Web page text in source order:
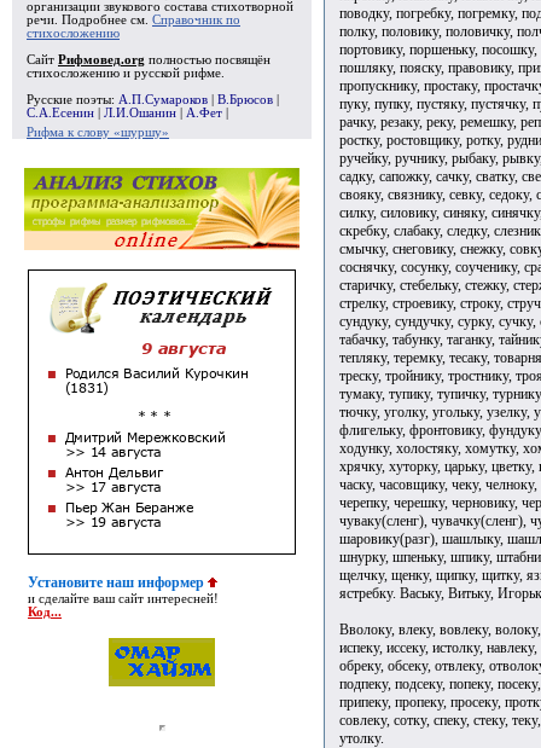
организации звукового состава стихотворной
речи. Подробнее см. Справочник по
стихосложению
Сайт Рифмовед.org полностью посвящён
стихосложению и русской рифме.
Русские поэты: А.П.Сумароков В.Брюсов
С.А.Есенин
Л.И.Ошанин А.Фет
Рифма к слову «шуршу»
Установите наш информер
и сделайте ваш сайт интересней!
Код...
поводку, погребку, погремку,
полку, половику, половичку,
портовику, поршеньку,
пошляку, пояску, правовику,
пропускнику, простаку,
пуку, пупку, пустяку, пустячку,
рачку, резаку, реку, ремешку,
ростку, ростовщику, ротку,
ручейку, ручнику, рыбаку,
садку, сапожку, сачку, сватку,
свояку, связнику, севку, седоку,
силку, силовику, синяку,
скребку, слабаку, следку,
смычку, снеговику, снежку,
соснячку, сосунку, соученику,
старичку, стебельку, стежку,
стрелку, строевику, строку,
сундуку, сундучку, сурку,
табачку, табунку, таганку,
тепляку, теремку, тесаку,
треску, тройнику, тростнику,
тумаку, тупику, тупичку,
тючку, уголку, угольку,
флигельку, фронтовику,
ходунку, холостяку, хомутку,
хрячку, хуторку, царьку,
часку, часовщику, чеку,
черепку, черешку, черновику,
чуваку(сленг), чувачку(сленг),
шаровику(разг), шашлыку,
шнурку, шпеньку, шпику,
щелчку, щенку, щипку, щитку,
ястребку. Ваську, Витьку,
Вволоку, влеку, вовлеку,
испеку, иссеку, истолку,
обреку, обсеку, отвлеку,
подпеку, подсеку, попеку,
припеку, пропеку, просеку,
совлеку, сотку, спеку, стеку,
утолку.